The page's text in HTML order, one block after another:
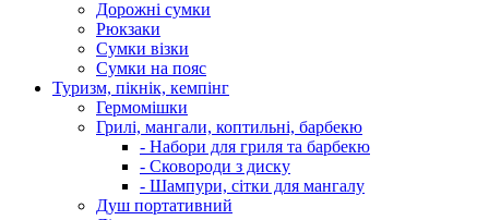
Дорожні сумки
Рюкзаки
Сумки візки
Сумки на пояс
Туризм, пікнік, кемпінг
Гермомішки
Грилі, мангали, коптильні, барбекю
- Набори для гриля та барбекю
- Сковороди з диску
- Шампури, сітки для мангалу
Душ портативний